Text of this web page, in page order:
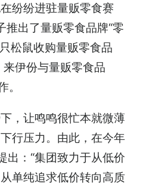
纷纷进驻量贩零食赛
出了量贩零食品牌“零
松鼠收购量贩零食品
伊份与量贩零食品
。
，让鸣鸣很忙本就微薄
行压力。由此，在今年
出：“集团致力于从低价
单纯追求低价转向高质